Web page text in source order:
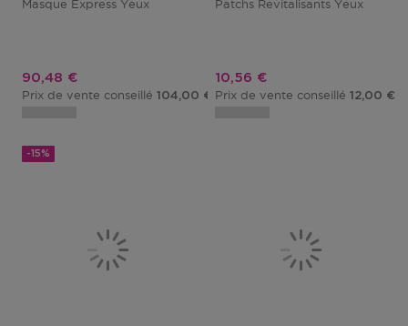
Masque Express Yeux
Prix promotionnel
90,48 €
Prix de vente conseillé 104,00 €
Patchs Revitalisants Yeux
Prix promotionnel
10,56 €
Prix de vente conseillé 12,00 €
-15%